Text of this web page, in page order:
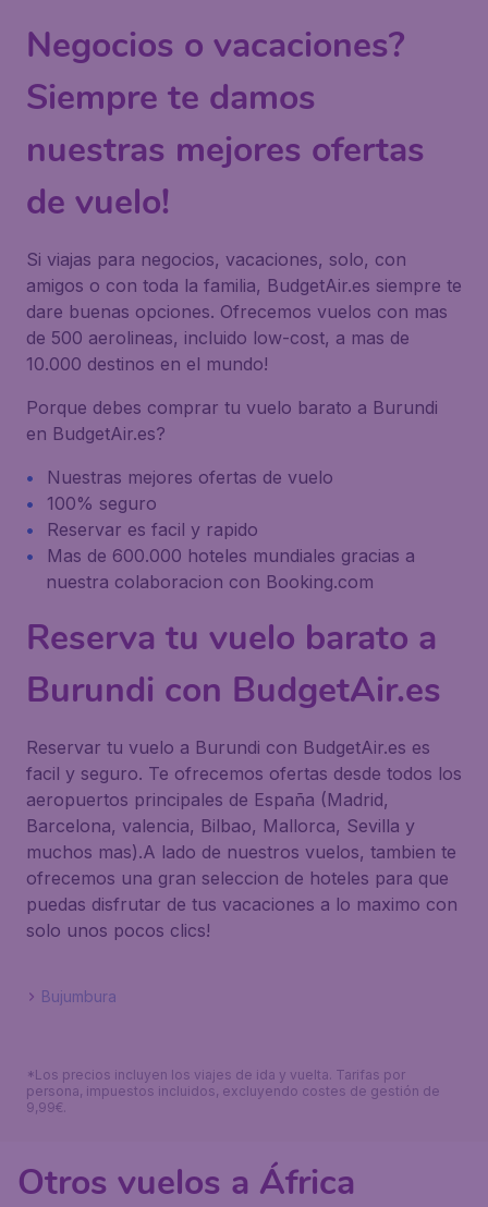
Negocios o vacaciones?
Siempre te damos
nuestras mejores ofertas
de vuelo!
Si viajas para negocios, vacaciones, solo, con
amigos o con toda la familia, BudgetAir.es siempre te
dare buenas opciones. Ofrecemos vuelos con mas
de 500 aerolineas, incluido low-cost, a mas de
10.000 destinos en el mundo!
Porque debes comprar tu vuelo barato a Burundi
en BudgetAir.es?
Nuestras mejores ofertas de vuelo
100% seguro
Reservar es facil y rapido
Mas de 600.000 hoteles mundiales gracias a
nuestra colaboracion con Booking.com
Reserva tu vuelo barato a
Burundi con BudgetAir.es
Reservar tu vuelo a Burundi con BudgetAir.es es
facil y seguro. Te ofrecemos ofertas desde todos los
aeropuertos principales de España (Madrid,
Barcelona, valencia, Bilbao, Mallorca, Sevilla y
muchos mas).A lado de nuestros vuelos, tambien te
ofrecemos una gran seleccion de hoteles para que
puedas disfrutar de tus vacaciones a lo maximo con
solo unos pocos clics!
Bujumbura
*Los precios incluyen los viajes de ida y vuelta. Tarifas por
persona, impuestos incluidos, excluyendo costes de gestión de
9,99€.
Otros vuelos a África